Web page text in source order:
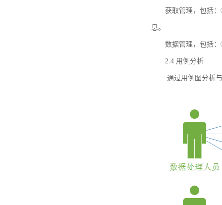
获取管理，包括
息。
数据管理，包括
2.4 用例分析
通过用例图分析